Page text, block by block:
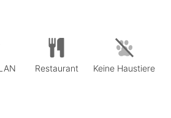
Restaurant Keine Haustiere